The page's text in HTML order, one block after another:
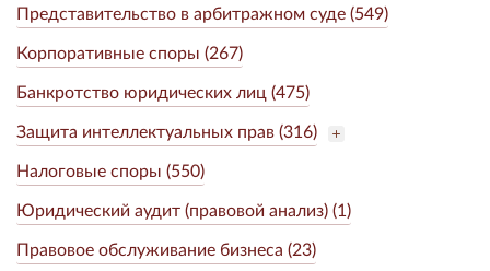
Представительство в арбитражном суде (549)
Корпоративные споры (267)
Банкротство юридических лиц (475)
Защита интеллектуальных прав (316)
Налоговые споры (550)
Юридический аудит (правовой анализ) (1)
Правовое обслуживание бизнеса (23)